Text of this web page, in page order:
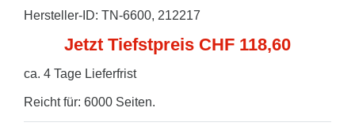
Hersteller-ID: TN-6600, 212217
Jetzt Tiefstpreis CHF 118,60
ca. 4 Tage Lieferfrist
Reicht für: 6000 Seiten.